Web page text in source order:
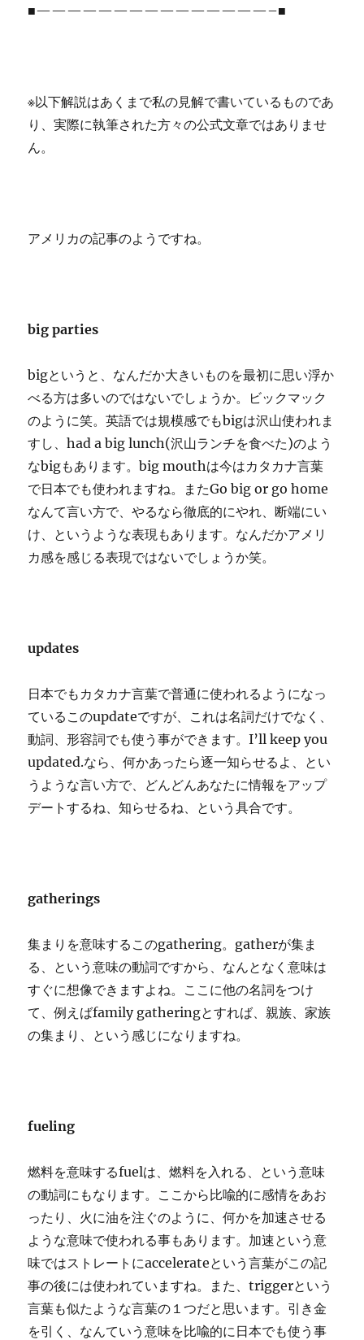
■———————————————–■
※以下解説はあくまで私の見解で書いているものであ
り、実際に執筆された方々の公式文章ではありませ
ん。
アメリカの記事のようですね。
big parties
bigというと、なんだか大きいものを最初に思い浮か
べる方は多いのではないでしょうか。ビックマック
のように笑。英語では規模感でもbigは沢山使われま
すし、had a big lunch(沢山ランチを食べた)のよう
なbigもあります。big mouthは今はカタカナ言葉
で日本でも使われますね。またGo big or go home
なんて言い方で、やるなら徹底的にやれ、断端にい
け、というような表現もあります。なんだかアメリ
カ感を感じる表現ではないでしょうか笑。
updates
日本でもカタカナ言葉で普通に使われるようになっ
ているこのupdateですが、これは名詞だけでなく、
動詞、形容詞でも使う事ができます。I’ll keep you
updated.なら、何かあったら逐一知らせるよ、とい
うような言い方で、どんどんあなたに情報をアップ
デートするね、知らせるね、という具合です。
gatherings
集まりを意味するこのgathering。gatherが集ま
る、という意味の動詞ですから、なんとなく意味は
すぐに想像できますよね。ここに他の名詞をつけ
て、例えばfamily gatheringとすれば、親族、家族
の集まり、という感じになりますね。
fueling
燃料を意味するfuelは、燃料を入れる、という意味
の動詞にもなります。ここから比喩的に感情をあお
ったり、火に油を注ぐのように、何かを加速させる
ような意味で使われる事もあります。加速という意
味ではストレートにaccelerateという言葉がこの記
事の後には使われていますね。また、triggerという
言葉も似たような言葉の１つだと思います。引き金
を引く、なんていう意味を比喩的に日本でも使う事